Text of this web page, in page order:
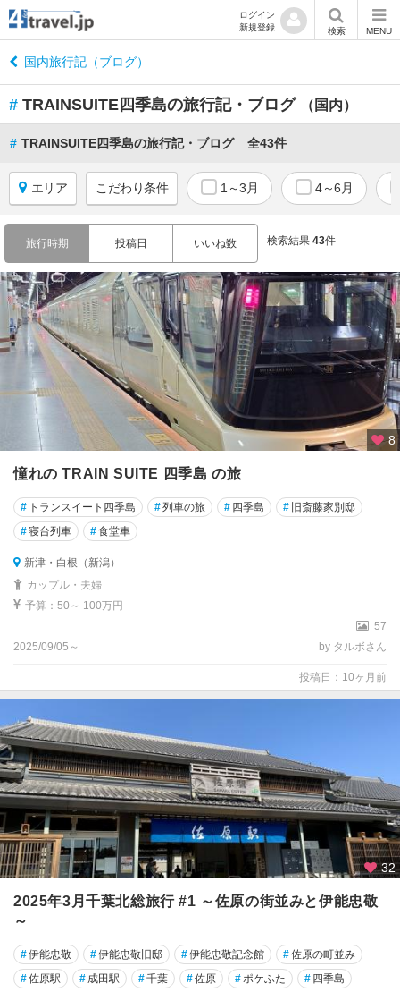
ログイン
新規登録
検索 MENU
国内旅行記（ブログ）
# TRAINSUITE四季島の旅行記・ブログ （国内）
# TRAINSUITE四季島の旅行記・ブログ 全43件
エリア こだわり条件 1～3月 4～6月
内
す
べ
て
北
海
道
青
森
岩
秋
田
山
形
福
島
木
馬
千
葉
東
京
神
奈
新
潟
岐
旅行時期 投稿日 いいね数 検索結果 43件
8
憧れの TRAIN SUITE 四季島 の旅
# トランスイート四季島 #列車の旅 # 四季島 # 旧斎藤家別邸
#寝台列車 #食堂車
新津・白根（新潟）
カップル・夫婦
予算：50～ 100万円
57
2025/09/05～
by タルボさん
投稿日：10ヶ月前
32
2025年3月千葉北総旅行 #1 ～佐原の街並みと伊能忠敬
～
#伊能忠敬 #伊能忠敬旧邸 #伊能忠敬記念館 #佐原の町並み
#佐原駅 # 成田駅 #千葉 #佐原 #ポケふた # 四季島